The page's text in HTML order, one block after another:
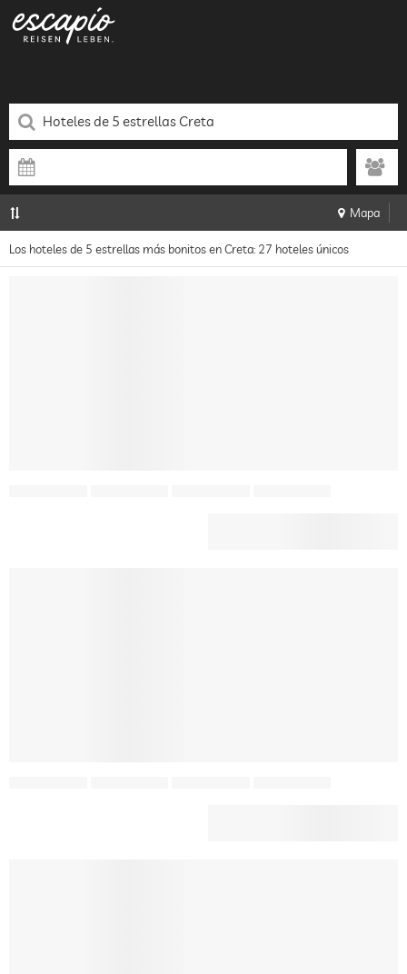
Mapa
Los hoteles de 5 estrellas más bonitos en Creta: 27 hoteles únicos